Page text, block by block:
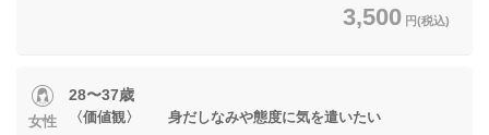
3,500 円(税込)
女性
28〜37歳
〈価値観〉 身だしなみや態度に気を遣いたい